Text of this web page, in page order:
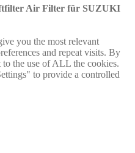
Air Filter für SUZUKI
you the most relevant
and repeat visits. By
the use of ALL the cookies.
to provide a controlled